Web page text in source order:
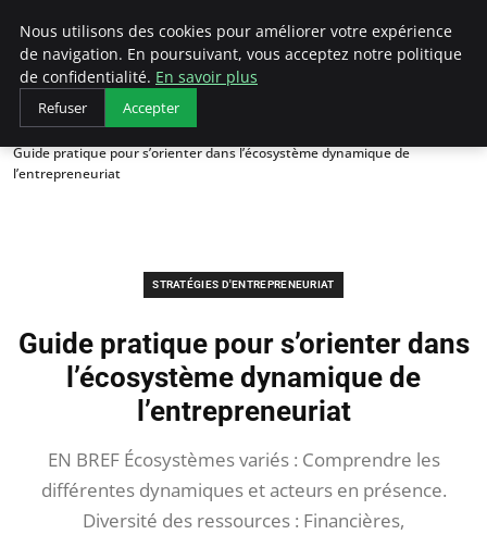
LECFCM
Accueil
Stratégies d'entrepreneuriat
Guide pratique pour s’orienter dans l’écosystème dynamique de
l’entrepreneuriat
STRATÉGIES D'ENTREPRENEURIAT
Guide pratique pour s’orienter dans
l’écosystème dynamique de
l’entrepreneuriat
EN BREF Écosystèmes variés : Comprendre les
différentes dynamiques et acteurs en présence.
Diversité des ressources : Financières,
Nous utilisons des cookies pour améliorer votre expérience
de navigation. En poursuivant, vous acceptez notre politique
de confidentialité. En savoir plus
Refuser Accepter